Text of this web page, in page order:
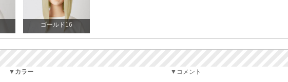
ゴールド16
▼カラー ▼コメント